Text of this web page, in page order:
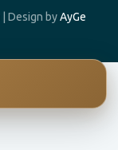
| Design byAyGe